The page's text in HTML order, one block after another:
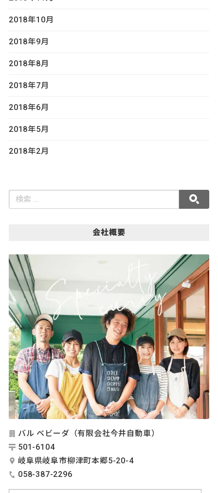
2018年10月
2018年9月
2018年8月
2018年7月
2018年6月
2018年5月
2018年2月
会社概要
バル ベビーダ（有限会社今井自動車）
501-6104
岐阜県岐阜市柳津町本郷5-20-4
058-387-2296